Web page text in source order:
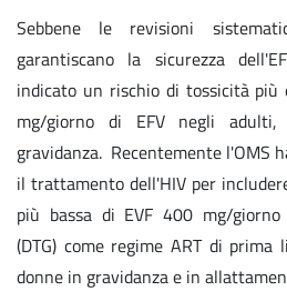
Sebbene le revisioni
garantiscano la sicurezza
indicato un rischio di tossicità più
mg/giorno di EFV negli
gravidanza. Recentemente l'OMS
il trattamento dell'HIV per
più bassa di EVF 400 mg/giorno
(DTG) come regime ART di
donne in gravidanza e in